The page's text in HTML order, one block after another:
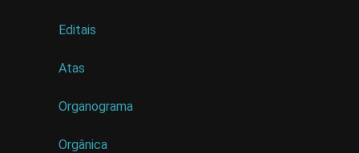
Editais
Atas
Organograma
Orgânica